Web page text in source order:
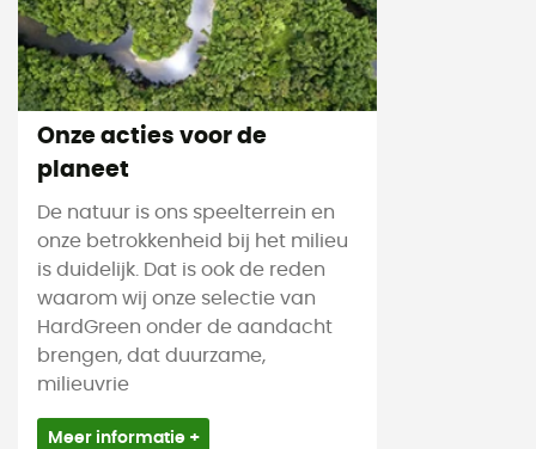
Onze acties voor de
planeet
De natuur is ons speelterrein en
onze betrokkenheid bij het milieu
is duidelijk. Dat is ook de reden
waarom wij onze selectie van
HardGreen onder de aandacht
brengen, dat duurzame,
milieuvrie
Meer informatie +